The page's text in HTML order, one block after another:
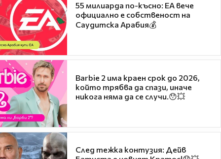
55 милиарда по-късно: EA вече
официално е собственост на
Саудитска Арабия💰
Barbie 2 има краен срок до 2026,
който трябва да спази, иначе
никога няма да се случи.😯💥
След тежка контузия: Дейв